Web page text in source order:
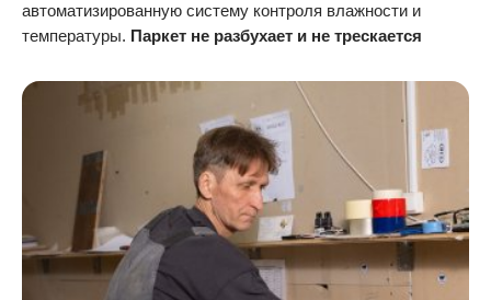
автоматизированную систему контроля влажности и
температуры. Паркет не разбухает и не трескается